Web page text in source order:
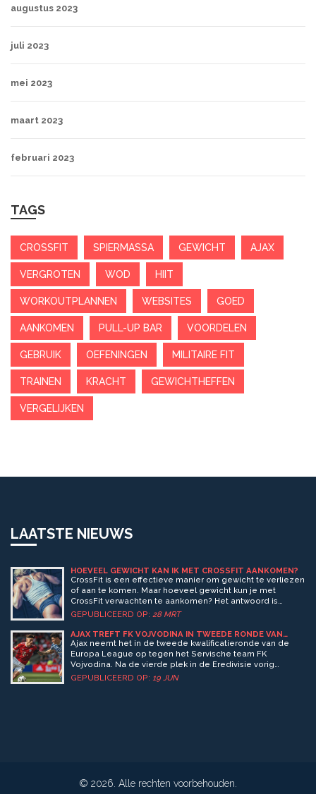
augustus 2023
juli 2023
mei 2023
maart 2023
februari 2023
TAGS
CROSSFIT SPIERMASSA GEWICHT AJAX
VERGROTEN WOD HIIT
WORKOUTPLANNEN WEBSITES GOED
AANKOMEN PULL-UP BAR VOORDELEN
GEBRUIK OEFENINGEN MILITAIRE FIT
TRAINEN KRACHT GEWICHTHEFFEN
VERGELIJKEN
LAATSTE NIEUWS
HOEVEEL GEWICHT KAN IK MET CROSSFIT AANKOMEN?
CrossFit is een effectieve manier om gewicht te verliezen
of aan te komen. Maar hoeveel gewicht kun je met
CrossFit verwachten te aankomen? Het antwoord is
afhankelijk van verschillende factoren, zoals je
lichaamscompositie. Met de juiste voeding en training is
het mogelijk om met CrossFit een gezond gewicht te
bereiken. Door het gerichte gebruik van krachttraining,
cardio en voeding, kun je voorkomen dat je alleen
vetmassa toeneemt. De resultaten zullen afhangen van je
GEPUBLICEERD OP: 28 MRT
AJAX TREFT FK VOJVODINA IN TWEEDE RONDE VAN
EUROPA LEAGUE 2023
Ajax neemt het in de tweede kwalificatieronde van de
Europa League op tegen het Servische team FK
Vojvodina. Na de vierde plek in de Eredivisie vorig
seizoen probeert Ajax onder leiding van John Heitinga
GEPUBLICEERD OP: 19 JUN
© 2026. Alle rechten voorbehouden.